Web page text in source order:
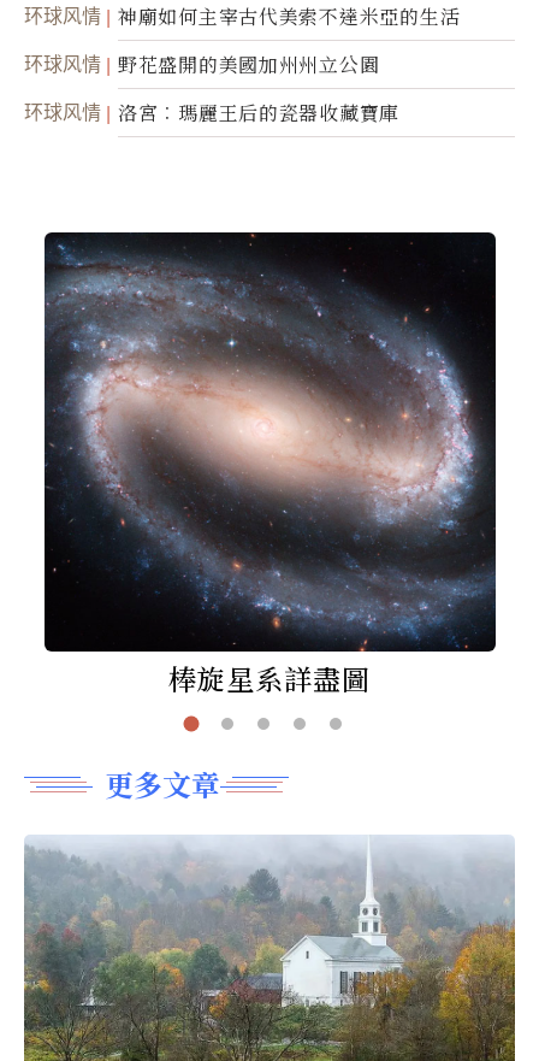
环球风情 神廟如何主宰古代美索不達米亞的生活
环球风情 野花盛開的美國加州州立公園
环球风情 洛宮︰瑪麗王后的瓷器收藏寶庫
棒旋星系詳盡圖
更多文章